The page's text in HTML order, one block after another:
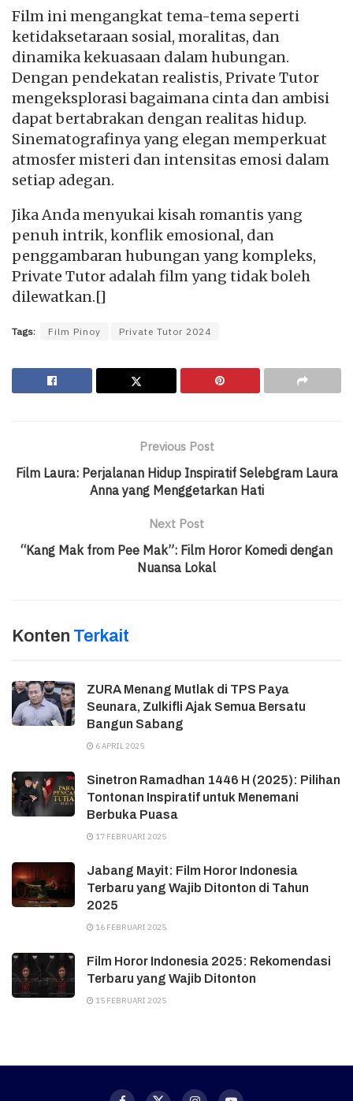
Film ini mengangkat tema-tema seperti
ketidaksetaraan sosial, moralitas, dan
dinamika kekuasaan dalam hubungan.
Dengan pendekatan realistis, Private Tutor
mengeksplorasi bagaimana cinta dan ambisi
dapat bertabrakan dengan realitas hidup.
Sinematografinya yang elegan memperkuat
atmosfer misteri dan intensitas emosi dalam
setiap adegan.
Jika Anda menyukai kisah romantis yang
penuh intrik, konflik emosional, dan
penggambaran hubungan yang kompleks,
Private Tutor adalah film yang tidak boleh
dilewatkan.[]
Tags: Film Pinoy Private Tutor 2024
Previous Post
Film Laura: Perjalanan Hidup Inspiratif Selebgram Laura
Anna yang Menggetarkan Hati
Next Post
“Kang Mak from Pee Mak”: Film Horor Komedi dengan
Nuansa Lokal
Konten Terkait
ZURA Menang Mutlak di TPS Paya
Seunara, Zulkifli Ajak Semua Bersatu
Bangun Sabang
6 APRIL 2025
Sinetron Ramadhan 1446 H (2025): Pilihan
Tontonan Inspiratif untuk Menemani
Berbuka Puasa
17 FEBRUARI 2025
Jabang Mayit: Film Horor Indonesia
Terbaru yang Wajib Ditonton di Tahun
2025
16 FEBRUARI 2025
Film Horor Indonesia 2025: Rekomendasi
Terbaru yang Wajib Ditonton
15 FEBRUARI 2025